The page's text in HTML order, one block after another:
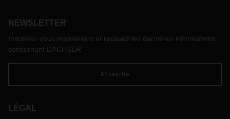
NEWSLETTER
Inscrivez-vous maintenant et recevez les dernières informations
concernant DACHSER
S'inscrire
LÉGAL